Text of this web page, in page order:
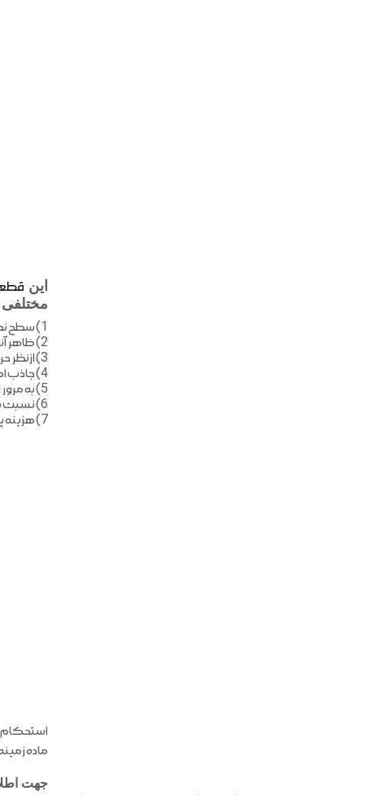
این
مختلفی
1) سطح نهایی بسیار صاف و نرمی دارند.
2) ظاهر آنها بسیار بهتر از پلاستیک های ارزان قیمت است.
3) ازنظر حرارتی در برابر شعله بسیار مقاوم تر از پلاستیک ها هستند.
4) جاذب اصوات بیرونی هستند.
5) به مرور زمان تغییر شکل نمی دهند.
6) نسبت به تغییرات جوی همچون رطوبت مقاوم هستند.
7) هزینه پایینی دارند
ماده
جهت